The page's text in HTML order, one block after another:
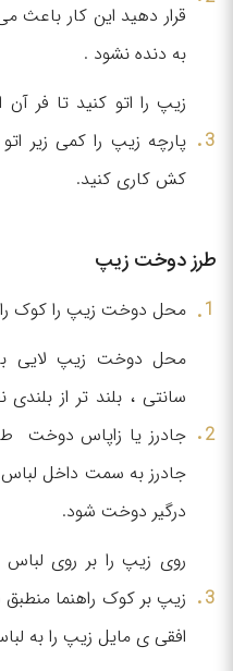
قرار دهید این کار
به دنده نشود .
زیپ را اتو کنید تا فر
پارچه زیپ را کمی زیر
کش کاری کنید.
طرز دوخت زیپ
محل دوخت زیپ را کوک
سانتی ، بلند تر از
جادرز به سمت داخل
درگیر دوخت شود.
روی زیپ را بر روی
زیپ بر کوک راهنما
افقی ی مایل زیپ را به